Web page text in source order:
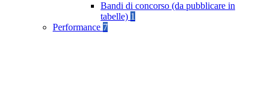
Bandi di concorso (da pubblicare in
tabelle) 1
Performance 7